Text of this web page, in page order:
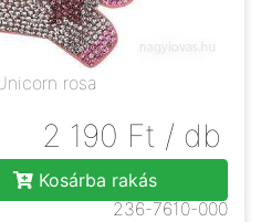
rosa
2 190 Ft / db
Kosárba rakás
236-7610-000